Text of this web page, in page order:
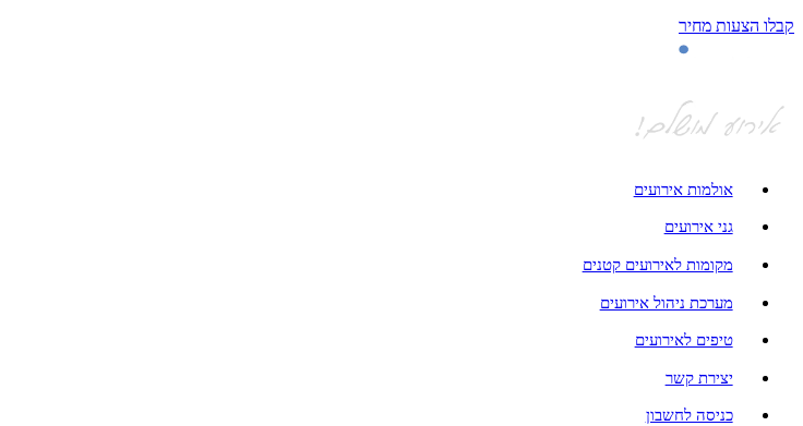
קבלו הצעות מחיר
אולמות אירועים
גני אירועים
מקומות לאירועים קטנים
מערכת ניהול אירועים
טיפים לאירועים
יצירת קשר
כניסה לחשבון